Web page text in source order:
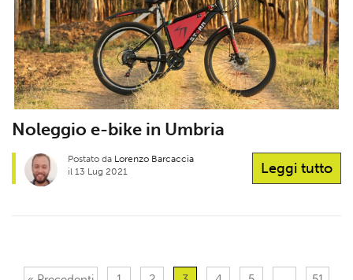
Noleggio e-bike in Umbria
Leggi tutto
Postato da Lorenzo Barcaccia
il 13 Lug 2021